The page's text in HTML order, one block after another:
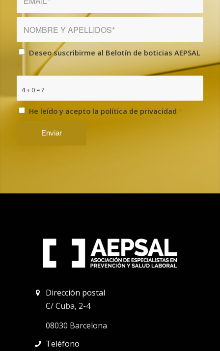
Deseo suscribirme al Belotín de boticias AEPSAL
*
4 + 0 = ?
He leído y acepto la política de privacidad
Dirección postal
C/ Cuba, 2-4
08030 Barcelona
Teléfono